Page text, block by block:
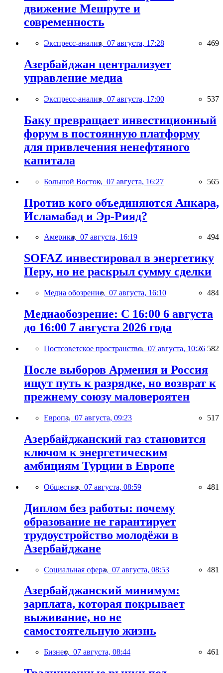
движение Мешруте и
современность
Экспресс-анализ, 07 августа, 17:28 469
Азербайджан централизует
управление медиа
Экспресс-анализ, 07 августа, 17:00 537
Баку превращает инвестиционный
форум в постоянную платформу
для привлечения ненефтяного
капитала
Большой Восток, 07 августа, 16:27 565
Против кого объединяются Анкара,
Исламабад и Эр-Рияд?
Америка, 07 августа, 16:19 494
SOFAZ инвестировал в энергетику
Перу, но не раскрыл сумму сделки
Медиа обозрение, 07 августа, 16:10 484
Медиаобозрение: С 16:00 6 августа
до 16:00 7 августа 2026 года
Постсоветское пространство, 07 августа, 10:26 582
После выборов Армения и Россия
ищут путь к разрядке, но возврат к
прежнему союзу маловероятен
Европа, 07 августа, 09:23 517
Азербайджанский газ становится
ключом к энергетическим
амбициям Турции в Европе
Общество, 07 августа, 08:59 481
Диплом без работы: почему
образование не гарантирует
трудоустройство молодёжи в
Азербайджане
Социальная сфера, 07 августа, 08:53 481
Азербайджанский минимум:
зарплата, которая покрывает
выживание, но не
самостоятельную жизнь
Бизнес, 07 августа, 08:44 461